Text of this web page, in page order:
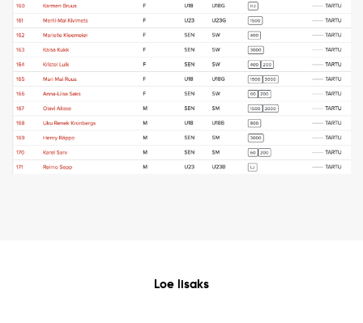
Loe lisaks